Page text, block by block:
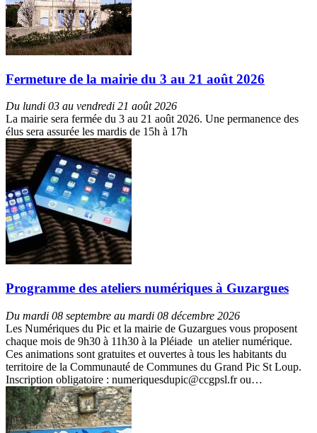
Fermeture de la mairie du 3 au 21 août 2026
Du lundi 03 au vendredi 21 août 2026
La mairie sera fermée du 3 au 21 août 2026. Une permanence des
élus sera assurée les mardis de 15h à 17h
Programme des ateliers numériques à Guzargues
Du mardi 08 septembre au mardi 08 décembre 2026
Les Numériques du Pic et la mairie de Guzargues vous proposent
chaque mois de 9h30 à 11h30 à la Pléiade un atelier numérique.
Ces animations sont gratuites et ouvertes à tous les habitants du
territoire de la Communauté de Communes du Grand Pic St Loup.
Inscription obligatoire : numeriquesdupic@ccgpsl.fr ou…